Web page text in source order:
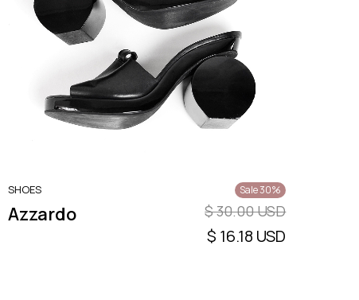
SHOES
Azzardo
Sale 30%
$ 30.00 USD
$ 16.18 USD